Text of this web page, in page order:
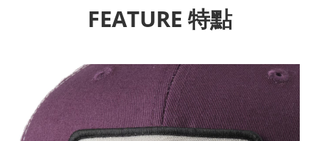
FEATURE 特點